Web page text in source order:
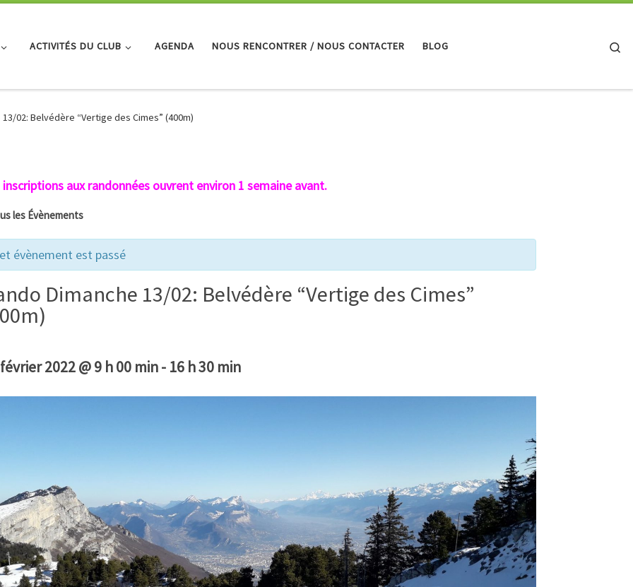
ACTIVITÉS DU CLUB AGENDA NOUS RENCONTRER / NOUS CONTACTER BLOG
13/02: Belvédère “Vertige des Cimes” (400m)
inscriptions aux randonnées ouvrent environ 1 semaine avant.
les Évènements
évènement est passé
Dimanche 13/02: Belvédère “Vertige des Cimes”
2022 @ 9 h 00 min- 16 h 30 min